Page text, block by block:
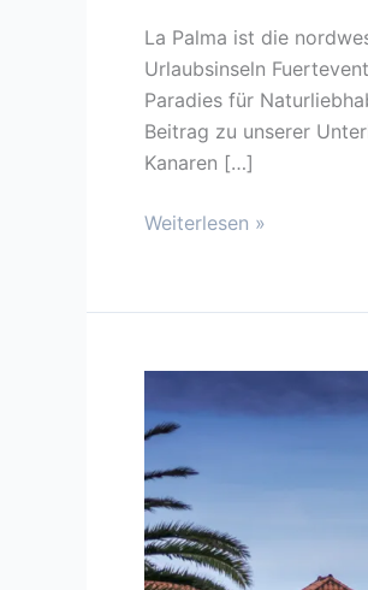
La Palma ist die
Urlaubsinseln
Paradies für
Beitrag zu unserer
Kanaren […]
Weiterlesen »
nur
für
Katzenliebhaber
–
Hacienda
San